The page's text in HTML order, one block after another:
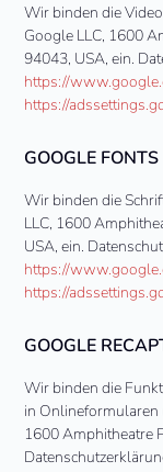
Wir binden die
Google LLC, 1600
94043, USA, ein.
https://
https://
GOOGLE FONTS
Wir binden die
LLC, 1600
USA, ein.
https://
https://
GOOGLE
Wir binden die
in Onlineformularen
1600 Amphitheatre